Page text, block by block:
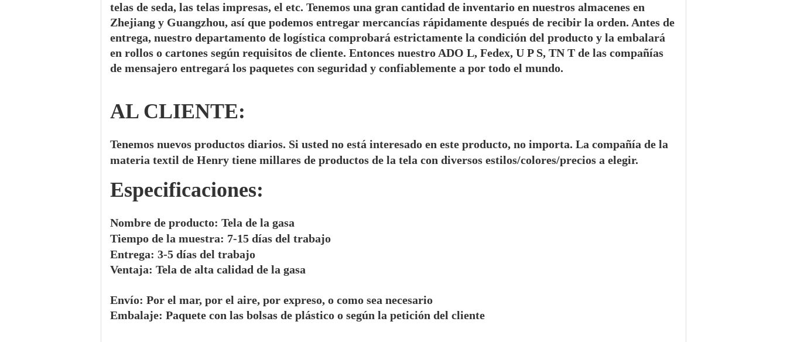
telas de seda, las telas impresas, el etc. Tenemos una gran cantidad de inventario en nuestros almacenes en
Zhejiang y Guangzhou, así que podemos entregar mercancías rápidamente después de recibir la orden. Antes de
entrega, nuestro departamento de logística comprobará estrictamente la condición del producto y la embalará
en rollos o cartones según requisitos de cliente. Entonces nuestro ADO L, Fedex, U P S, TN T de las compañías
de mensajero entregará los paquetes con seguridad y confiablemente a por todo el mundo.
AL CLIENTE:
Tenemos nuevos productos diarios. Si usted no está interesado en este producto, no importa. La compañía de la
materia textil de Henry tiene millares de productos de la tela con diversos estilos/colores/precios a elegir.
Especificaciones:
Nombre de producto: Tela de la gasa
Tiempo de la muestra: 7-15 días del trabajo
Entrega: 3-5 días del trabajo
Ventaja: Tela de alta calidad de la gasa
Envío: Por el mar, por el aire, por expreso, o como sea necesario
Embalaje: Paquete con las bolsas de plástico o según la petición del cliente